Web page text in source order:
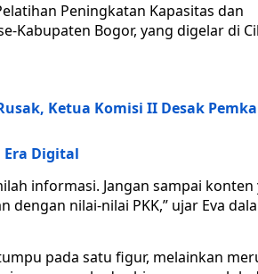
Peningkatan Kapasitas dan
Kabupaten Bogor, yang digelar di
Ketua Komisi II Desak
Era Digital
informasi. Jangan sampai konten
nilai-nilai PKK,” ujar Eva
pada satu figur, melainkan